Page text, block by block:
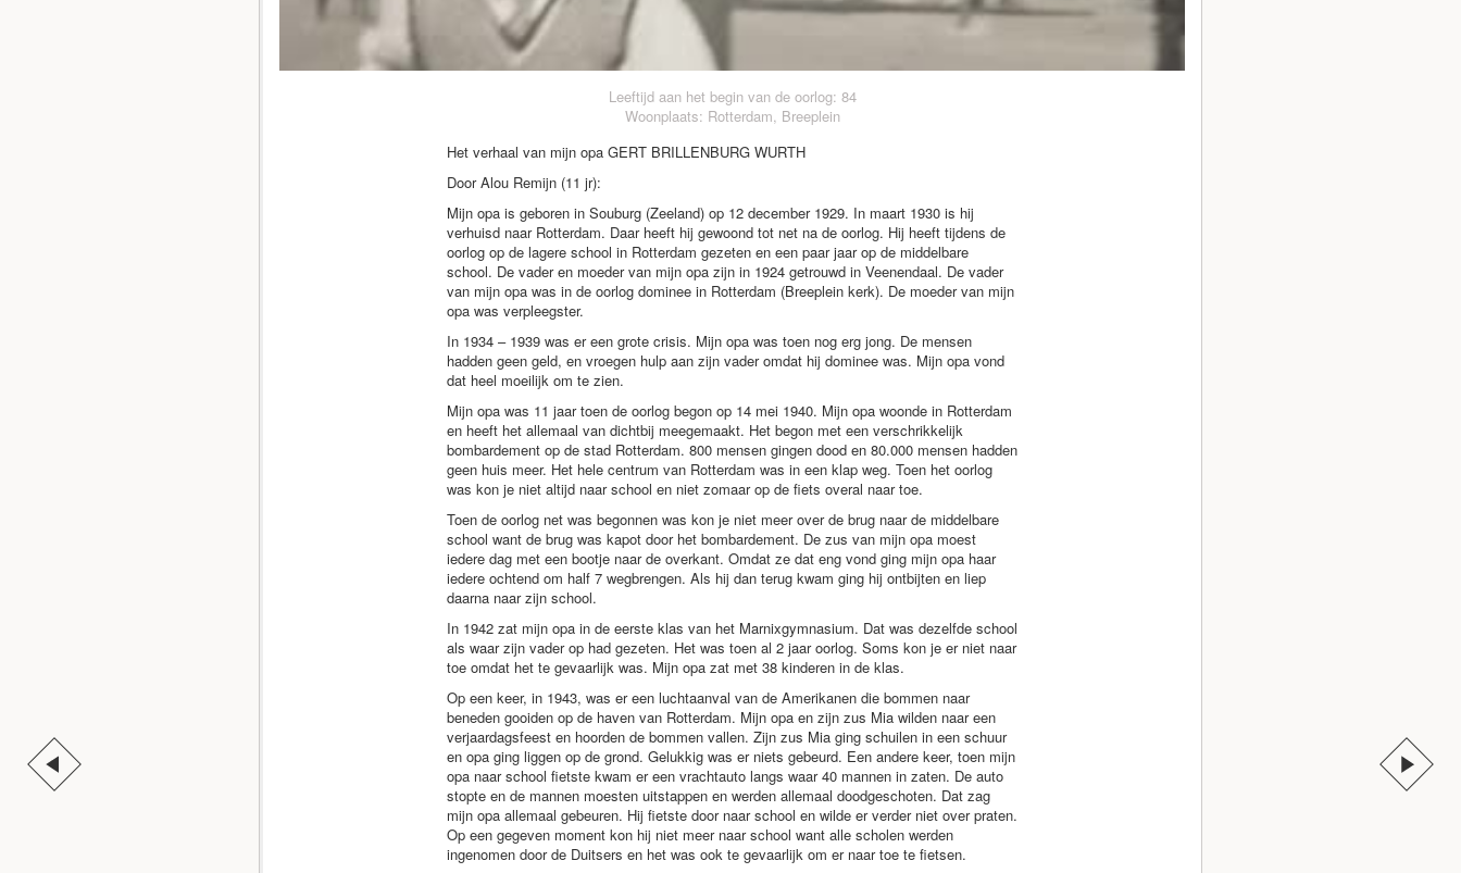
Leeftijd aan het begin van de oorlog: 84
Woonplaats: Rotterdam, Breeplein
Het verhaal van mijn opa GERT BRILLENBURG WURTH
Door Alou Remijn (11 jr):
Mijn opa is geboren in Souburg (Zeeland) op 12 december 1929. In maart 1930 is hij
verhuisd naar Rotterdam. Daar heeft hij gewoond tot net na de oorlog. Hij heeft tijdens de
oorlog op de lagere school in Rotterdam gezeten en een paar jaar op de middelbare
school. De vader en moeder van mijn opa zijn in 1924 getrouwd in Veenendaal. De vader
van mijn opa was in de oorlog dominee in Rotterdam (Breeplein kerk). De moeder van mijn
opa was verpleegster.
In 1934 – 1939 was er een grote crisis. Mijn opa was toen nog erg jong. De mensen
hadden geen geld, en vroegen hulp aan zijn vader omdat hij dominee was. Mijn opa vond
dat heel moeilijk om te zien.
Mijn opa was 11 jaar toen de oorlog begon op 14 mei 1940. Mijn opa woonde in Rotterdam
en heeft het allemaal van dichtbij meegemaakt. Het begon met een verschrikkelijk
bombardement op de stad Rotterdam. 800 mensen gingen dood en 80.000 mensen hadden
geen huis meer. Het hele centrum van Rotterdam was in een klap weg. Toen het oorlog
was kon je niet altijd naar school en niet zomaar op de fiets overal naar toe.
Toen de oorlog net was begonnen was kon je niet meer over de brug naar de middelbare
school want de brug was kapot door het bombardement. De zus van mijn opa moest
iedere dag met een bootje naar de overkant. Omdat ze dat eng vond ging mijn opa haar
iedere ochtend om half 7 wegbrengen. Als hij dan terug kwam ging hij ontbijten en liep
daarna naar zijn school.
In 1942 zat mijn opa in de eerste klas van het Marnixgymnasium. Dat was dezelfde school
als waar zijn vader op had gezeten. Het was toen al 2 jaar oorlog. Soms kon je er niet naar
toe omdat het te gevaarlijk was. Mijn opa zat met 38 kinderen in de klas.
Op een keer, in 1943, was er een luchtaanval van de Amerikanen die bommen naar
beneden gooiden op de haven van Rotterdam. Mijn opa en zijn zus Mia wilden naar een
verjaardagsfeest en hoorden de bommen vallen. Zijn zus Mia ging schuilen in een schuur
en opa ging liggen op de grond. Gelukkig was er niets gebeurd. Een andere keer, toen mijn
opa naar school fietste kwam er een vrachtauto langs waar 40 mannen in zaten. De auto
stopte en de mannen moesten uitstappen en werden allemaal doodgeschoten. Dat zag
mijn opa allemaal gebeuren. Hij fietste door naar school en wilde er verder niet over praten.
Op een gegeven moment kon hij niet meer naar school want alle scholen werden
ingenomen door de Duitsers en het was ook te gevaarlijk om er naar toe te fietsen.